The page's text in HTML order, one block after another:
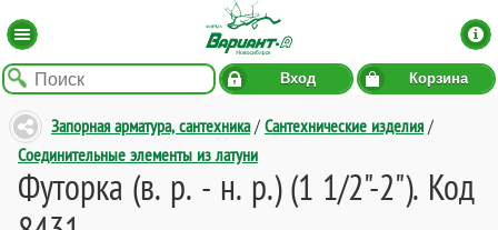
Вход Корзина
Запорная арматура, сантехника/ Сантехнические изделия /
Соединительные элементы из латуни
Футорка (в. р. - н. р.) (1 1/2"-2"). Код